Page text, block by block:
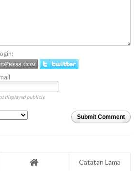
displayed publicly.
Submit Comment
Catatan Lama